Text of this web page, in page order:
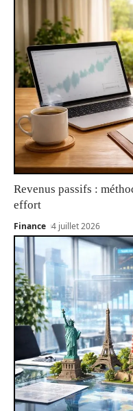
Revenus passifs :
effort
Finance 4 juillet 2026